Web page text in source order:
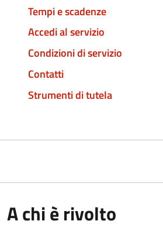
Tempi e scadenze
Accedi al servizio
Condizioni di servizio
Contatti
Strumenti di tutela
A chi è rivolto